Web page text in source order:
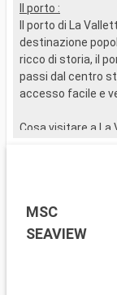
Il porto :
Il porto di La
destinazione
ricco di storia, il
passi dal centro
accesso facile e
Cosa visitare a La
un gioiello
offrono una vista
offre anche una
Museo Nazionale
MSC
SEAVIEW